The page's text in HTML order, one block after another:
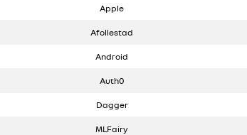
Apple
Afollestad
Android
Auth0
Dagger
MLFairy